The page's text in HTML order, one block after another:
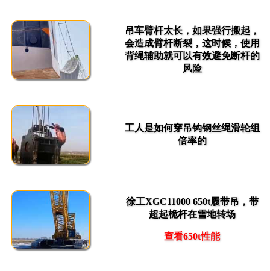
吊车臂杆太长，如果强行搬起，
会造成臂杆断裂，这时候，使用
背绳辅助就可以有效避免断杆的
风险
工人是如何穿吊钩钢丝绳滑轮组
倍率的
徐工XGC11000 650t履带吊，带
超起桅杆在雪地转场
查看650t性能